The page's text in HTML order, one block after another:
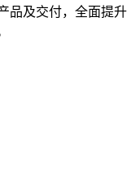
品及交付，全面提升